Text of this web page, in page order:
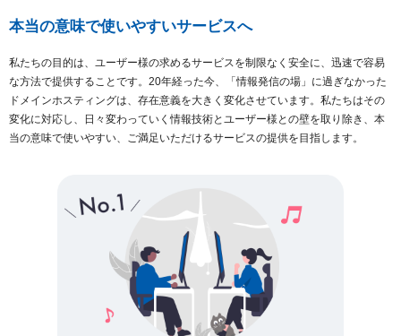
本当の意味で使いやすいサービスへ
私たちの目的は、ユーザー様の求めるサービスを制限なく安全に、迅速で容易
な方法で提供することです。20年経った今、「情報発信の場」に過ぎなかった
ドメインホスティングは、存在意義を大きく変化させています。私たちはその
変化に対応し、日々変わっていく情報技術とユーザー様との壁を取り除き、本
当の意味で使いやすい、ご満足いただけるサービスの提供を目指します。